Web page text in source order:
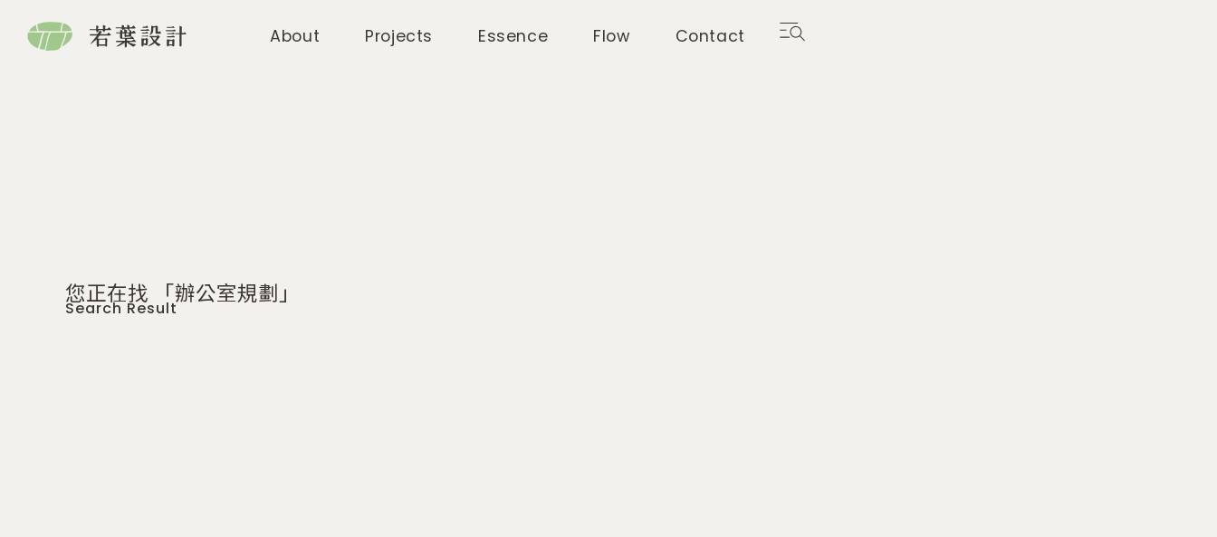
About Projects Essence Flow Contact
您正在找 「辦公室規劃」
Search Result